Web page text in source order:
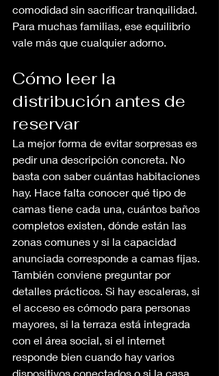
comodidad sin sacrificar tranquilidad.
Para muchas familias, ese equilibrio
vale más que cualquier adorno.
Cómo leer la
distribución antes de
reservar
La mejor forma de evitar sorpresas es
pedir una descripción concreta. No
basta con saber cuántas habitaciones
hay. Hace falta conocer qué tipo de
camas tiene cada una, cuántos baños
completos existen, dónde están las
zonas comunes y si la capacidad
anunciada corresponde a camas fijas.
También conviene preguntar por
detalles prácticos. Si hay escaleras, si
el acceso es cómodo para personas
mayores, si la terraza está integrada
con el área social, si el internet
responde bien cuando hay varios
dispositivos conectados o si la casa